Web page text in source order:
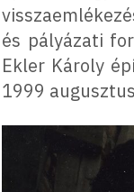
és pályázati
Ekler Károly
1999